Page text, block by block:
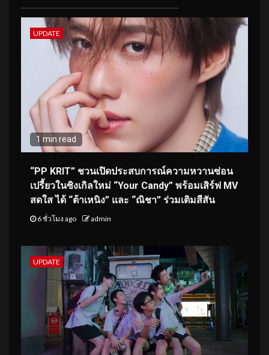
UPDATE
1 min read
“PP KRIT” ชวนเปิดประสบการณ์ความหวานซ่อน
เปรี้ยวในซิงเกิลใหม่ “Your Candy” พร้อมเสิร์ฟ MV
สดใส ได้ “ต้าเหนิง” และ “ณิชา” ร่วมเติมสีสัน
6 ชั่วโมง ago admin
UPDATE